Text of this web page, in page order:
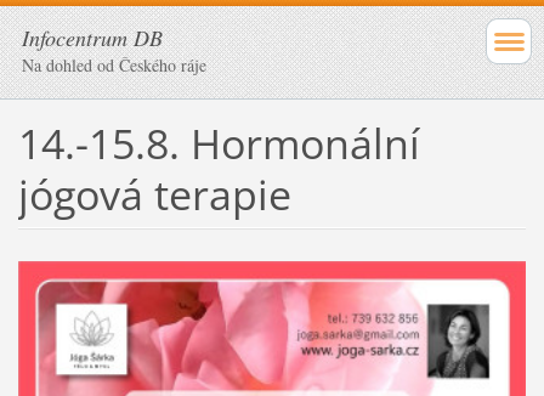
Infocentrum DB
Na dohled od Českého ráje
14.-15.8. Hormonální
jógová terapie